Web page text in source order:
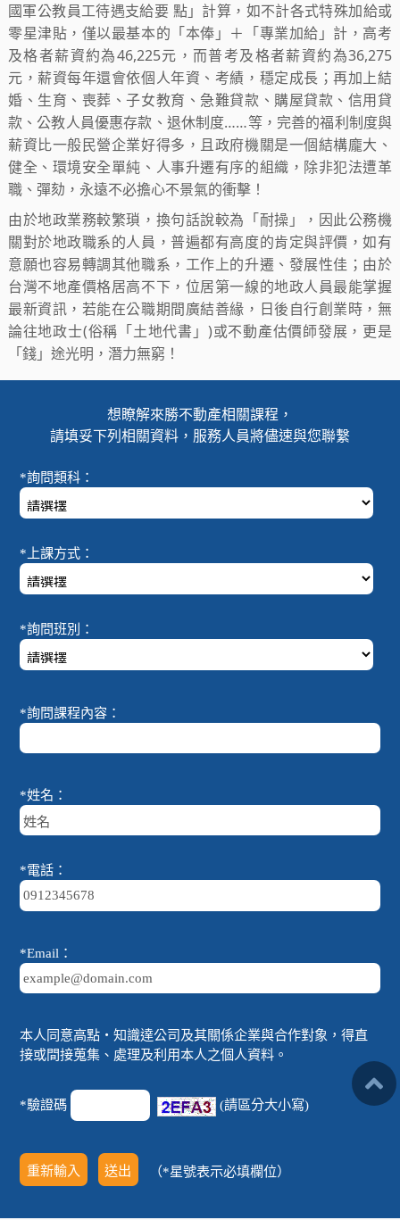
國軍公教員工待遇支給要 點」計算，如不計各式特殊加給或
零星津貼，僅以最基本的「本俸」＋「專業加給」計，高考
及格者薪資約為46,225元，而普考及格者薪資約為36,275
元，薪資每年還會依個人年資、考績，穩定成長；再加上結
婚、生育、喪葬、子女教育、急難貸款、購屋貸款、信用貸
款、公教人員優惠存款、退休制度……等，完善的福利制度與
薪資比一般民營企業好得多，且政府機關是一個結構龐大、
健全、環境安全單純、人事升遷有序的組織，除非犯法遭革
職、彈劾，永遠不必擔心不景氣的衝擊！
由於地政業務較繁瑣，換句話說較為「耐操」，因此公務機
關對於地政職系的人員，普遍都有高度的肯定與評價，如有
意願也容易轉調其他職系，工作上的升遷、發展性佳；由於
台灣不地產價格居高不下，位居第一線的地政人員最能掌握
最新資訊，若能在公職期間廣結善緣，日後自行創業時，無
論往地政士(俗稱「土地代書」)或不動產估價師發展，更是
「錢」途光明，潛力無窮！
想瞭解來勝不動產相關課程，
請填妥下列相關資料，服務人員將儘速與您聯繫
*詢問類科：
*上課方式：
*詢問班別：
*詢問課程內容：
*姓名：
*電話：
*Email：
本人同意高點‧知識達公司及其關係企業與合作對象，得直
接或間接蒐集、處理及利用本人之個人資料。
*驗證碼 (請區分大小寫)
（*星號表示必填欄位）